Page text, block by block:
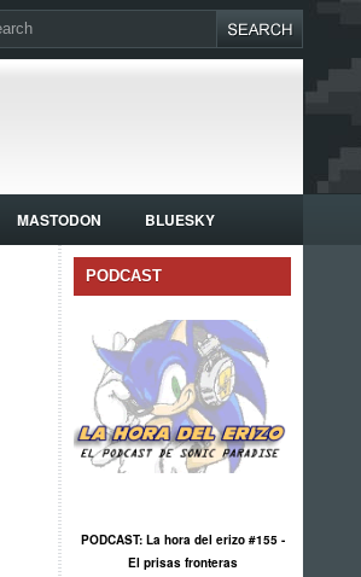
MASTODON BLUESKY
PODCAST
PODCAST: La hora del erizo #155 -
El prisas fronteras